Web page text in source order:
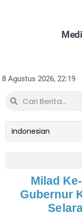
8 Agustus 2026, 22:19
Milad
Gubernur